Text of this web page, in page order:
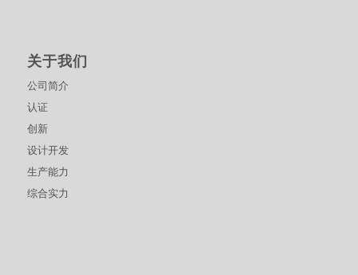
关于我们
公司简介
认证
创新
设计开发
生产能力
综合实力